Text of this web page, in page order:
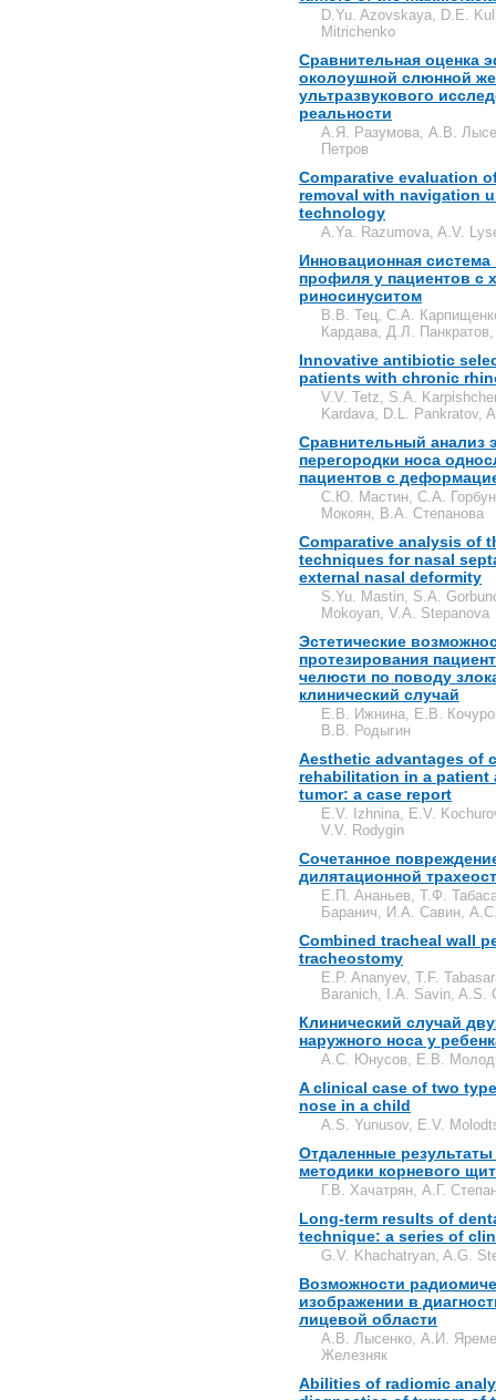
D.Yu. Azovskaya, D.E.
Mitrichenko
Сравнительная оценка
околоушной слюнной
ультразвукового
реальности
А.Я. Разумова, А.В.
Петров
Comparative evaluation
removal with navigation
technology
A.Ya. Razumova, A.V.
Инновационная
профиля у пациентов с
риносинуситом
В.В. Тец, С.А.
Кардава, Д.Л.
Innovative antibiotic
patients with сhronic
V.V. Tetz, S.A.
Kardava, D.L. Pankratov,
Сравнительный анализ
перегородки носа
пациентов с
С.Ю. Мастин, С.А.
Мокоян, В.А. Степанова
Comparative analysis of
techniques for nasal
external nasal deformity
S.Yu. Mastin, S.A.
Mokoyan, V.A. Stepanova
Эстетические
протезирования
челюсти по поводу
клинический случай
Е.В. Ижнина, Е.В.
В.В. Родыгин
Aesthetic advantages of
rehabilitation in a patient
tumor: a case report
E.V. Izhnina, E.V.
V.V. Rodygin
Сочетанное
дилятационной
Е.П. Ананьев, Т.Ф.
Баранич, И.А. Савин,
Combined tracheal wall
tracheostomy
E.P. Ananyev, T.F.
Baranich, I.A. Savin, A.S.
Клинический случай
наружного носа у
А.С. Юнусов, Е.В.
A clinical case of two
nose in a child
A.S. Yunusov, E.V.
Отдаленные
методики корневого
Г.В. Хачатрян, А.Г.
Long-term results of
technique: a series of
G.V. Khachatryan, A.G.
Возможности
изображении в
лицевой области
А.В. Лысенко, А.И.
Железняк
Abilities of radiomic